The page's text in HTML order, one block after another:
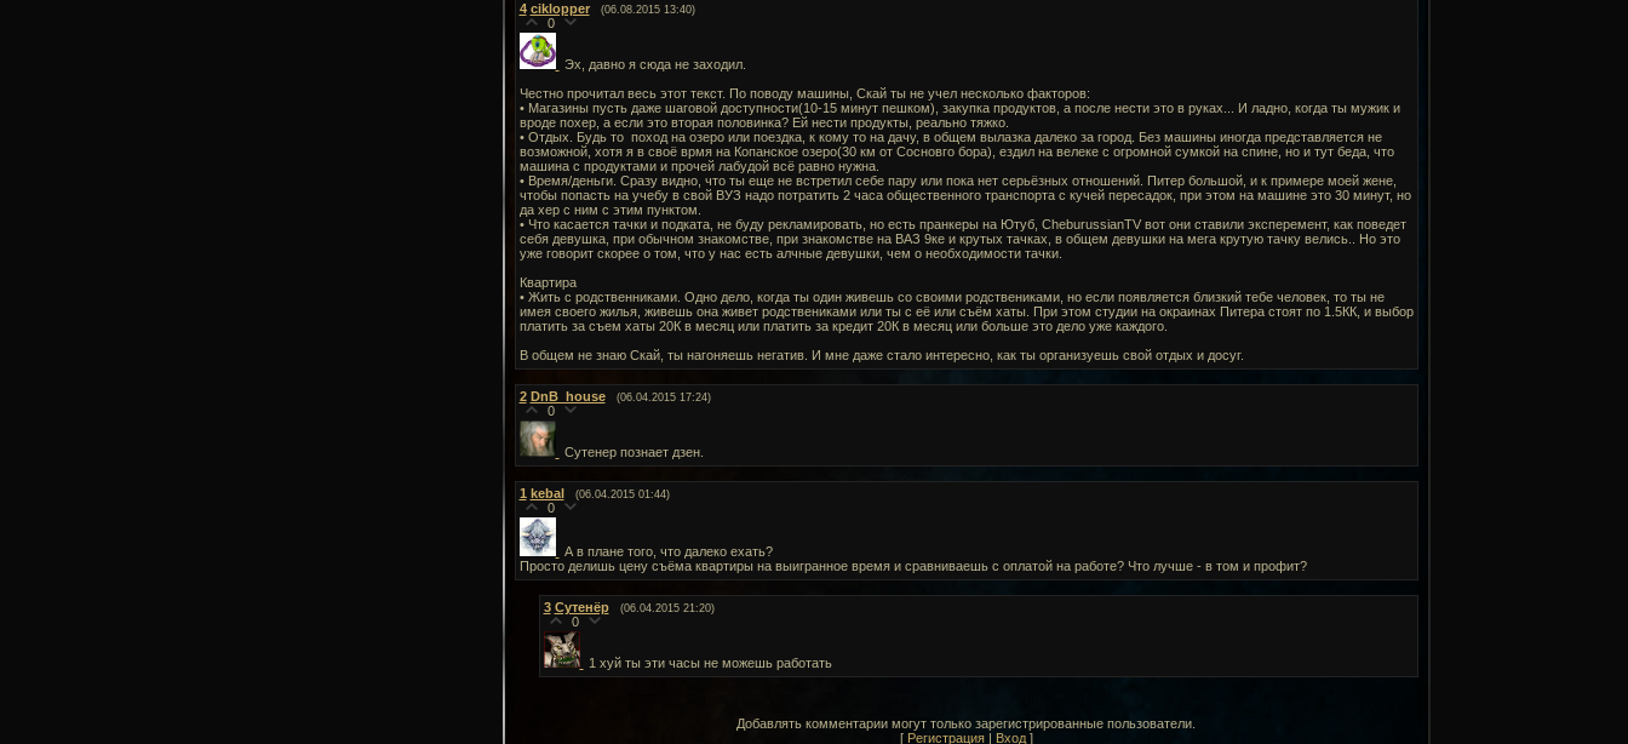
4 ciklopper (06.08.2015 13:40)
0
Эх, давно я сюда не заходил.
Честно прочитал весь этот текст. По поводу машины, Скай ты не учел несколько факторов:
• Магазины пусть даже шаговой доступности(10-15 минут пешком), закупка продуктов, а после нести это в руках... И ладно, когда ты мужик и
вроде похер, а если это вторая половинка? Ей нести продукты, реально тяжко.
• Отдых. Будь то поход на озеро или поездка, к кому то на дачу, в общем вылазка далеко за город. Без машины иногда представляется не
возможной, хотя я в своё врмя на Копанское озеро(30 км от Сосновго бора), ездил на велеке с огромной сумкой на спине, но и тут беда, что
машина с продуктами и прочей лабудой всё равно нужна.
• Время/деньги. Сразу видно, что ты еще не встретил себе пару или пока нет серьёзных отношений. Питер большой, и к примере моей жене,
чтобы попасть на учебу в свой ВУЗ надо потратить 2 часа общественного транспорта с кучей пересадок, при этом на машине это 30 минут, но
да хер с ним с этим пунктом.
• Что касается тачки и подката, не буду рекламировать, но есть пранкеры на Ютуб, CheburussianTV вот они ставили эксперемент, как поведет
себя девушка, при обычном знакомстве, при знакомстве на ВАЗ 9ке и крутых тачках, в общем девушки на мега крутую тачку велись.. Но это
уже говорит скорее о том, что у нас есть алчные девушки, чем о необходимости тачки.
Квартира
• Жить с родственниками. Одно дело, когда ты один живешь со своими родствениками, но если появляется близкий тебе человек, то ты не
имея своего жилья, живешь она живет родствениками или ты с её или съём хаты. При этом студии на окраинах Питера стоят по 1.5КК, и выбор
платить за съем хаты 20К в месяц или платить за кредит 20К в месяц или больше это дело уже каждого.
В общем не знаю Скай, ты нагоняешь негатив. И мне даже стало интересно, как ты организуешь свой отдых и досуг.
2 DnB_house (06.04.2015 17:24)
0
Сутенер познает дзен.
1 kebal (06.04.2015 01:44)
0
А в плане того, что далеко ехать?
Просто делишь цену съёма квартиры на выигранное время и сравниваешь с оплатой на работе? Что лучше - в том и профит?
3 Сутенёр (06.04.2015 21:20)
0
1 хуй ты эти часы не можешь работать
Добавлять комментарии могут только зарегистрированные пользователи.
[ Регистрация| Вход]